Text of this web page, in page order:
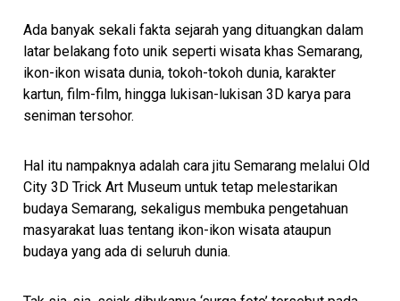
Ada banyak sekali fakta sejarah yang dituangkan dalam
latar belakang foto unik seperti wisata khas Semarang,
ikon-ikon wisata dunia, tokoh-tokoh dunia, karakter
kartun, film-film, hingga lukisan-lukisan 3D karya para
seniman tersohor.
Hal itu nampaknya adalah cara jitu Semarang melalui Old
City 3D Trick Art Museum untuk tetap melestarikan
budaya Semarang, sekaligus membuka pengetahuan
masyarakat luas tentang ikon-ikon wisata ataupun
budaya yang ada di seluruh dunia.